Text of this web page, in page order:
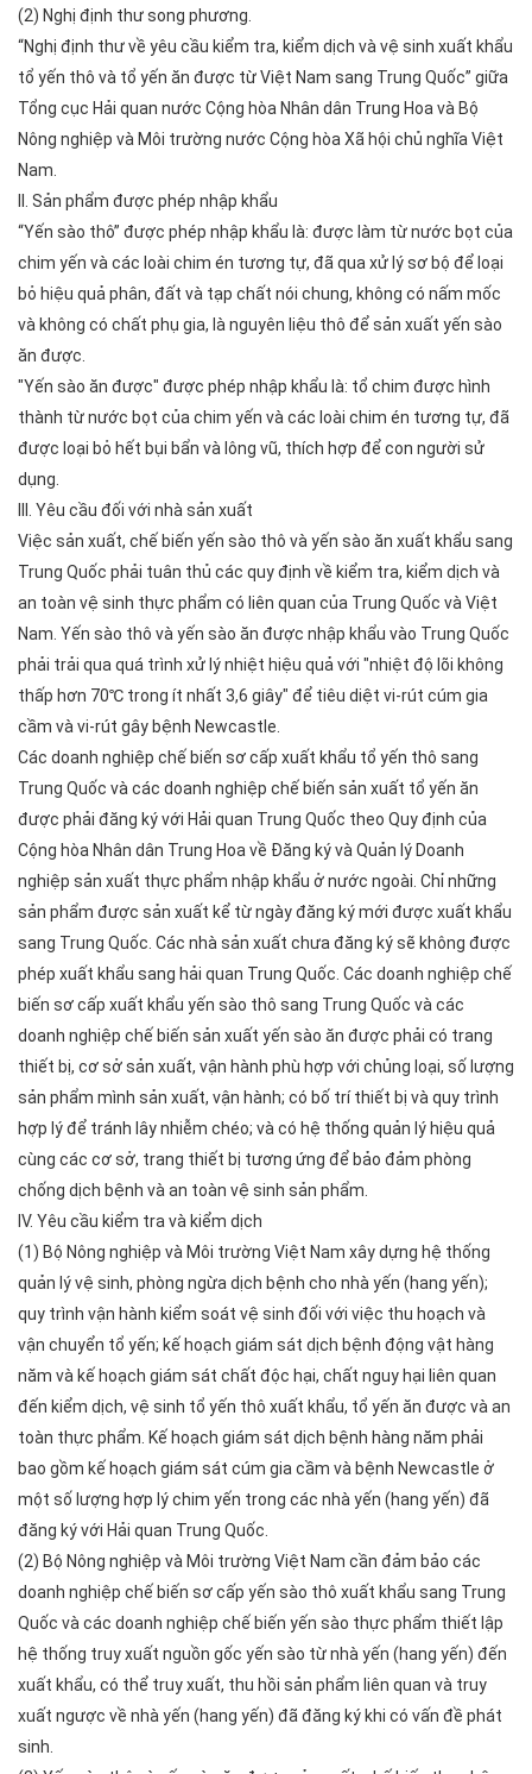
(2) Nghị định thư song phương.
“Nghị định thư về yêu cầu kiểm tra, kiểm dịch và vệ sinh xuất khẩu
tổ yến thô và tổ yến ăn được từ Việt Nam sang Trung Quốc” giữa
Tổng cục Hải quan nước Cộng hòa Nhân dân Trung Hoa và Bộ
Nông nghiệp và Môi trường nước Cộng hòa Xã hội chủ nghĩa Việt
Nam.
II. Sản phẩm được phép nhập khẩu
“Yến sào thô” được phép nhập khẩu là: được làm từ nước bọt của
chim yến và các loài chim én tương tự, đã qua xử lý sơ bộ để loại
bỏ hiệu quả phân, đất và tạp chất nói chung, không có nấm mốc
và không có chất phụ gia, là nguyên liệu thô để sản xuất yến sào
ăn được.
"Yến sào ăn được" được phép nhập khẩu là: tổ chim được hình
thành từ nước bọt của chim yến và các loài chim én tương tự, đã
được loại bỏ hết bụi bẩn và lông vũ, thích hợp để con người sử
dụng.
III. Yêu cầu đối với nhà sản xuất
Việc sản xuất, chế biến yến sào thô và yến sào ăn xuất khẩu sang
Trung Quốc phải tuân thủ các quy định về kiểm tra, kiểm dịch và
an toàn vệ sinh thực phẩm có liên quan của Trung Quốc và Việt
Nam. Yến sào thô và yến sào ăn được nhập khẩu vào Trung Quốc
phải trải qua quá trình xử lý nhiệt hiệu quả với "nhiệt độ lõi không
thấp hơn 70℃ trong ít nhất 3,6 giây" để tiêu diệt vi-rút cúm gia
cầm và vi-rút gây bệnh Newcastle.
Các doanh nghiệp chế biến sơ cấp xuất khẩu tổ yến thô sang
Trung Quốc và các doanh nghiệp chế biến sản xuất tổ yến ăn
được phải đăng ký với Hải quan Trung Quốc theo Quy định của
Cộng hòa Nhân dân Trung Hoa về Đăng ký và Quản lý Doanh
nghiệp sản xuất thực phẩm nhập khẩu ở nước ngoài. Chỉ những
sản phẩm được sản xuất kể từ ngày đăng ký mới được xuất khẩu
sang Trung Quốc. Các nhà sản xuất chưa đăng ký sẽ không được
phép xuất khẩu sang hải quan Trung Quốc. Các doanh nghiệp chế
biến sơ cấp xuất khẩu yến sào thô sang Trung Quốc và các
doanh nghiệp chế biến sản xuất yến sào ăn được phải có trang
thiết bị, cơ sở sản xuất, vận hành phù hợp với chủng loại, số lượng
sản phẩm mình sản xuất, vận hành; có bố trí thiết bị và quy trình
hợp lý để tránh lây nhiễm chéo; và có hệ thống quản lý hiệu quả
cùng các cơ sở, trang thiết bị tương ứng để bảo đảm phòng
chống dịch bệnh và an toàn vệ sinh sản phẩm.
IV. Yêu cầu kiểm tra và kiểm dịch
(1) Bộ Nông nghiệp và Môi trường Việt Nam xây dựng hệ thống
quản lý vệ sinh, phòng ngừa dịch bệnh cho nhà yến (hang yến);
quy trình vận hành kiểm soát vệ sinh đối với việc thu hoạch và
vận chuyển tổ yến; kế hoạch giám sát dịch bệnh động vật hàng
năm và kế hoạch giám sát chất độc hại, chất nguy hại liên quan
đến kiểm dịch, vệ sinh tổ yến thô xuất khẩu, tổ yến ăn được và an
toàn thực phẩm. Kế hoạch giám sát dịch bệnh hàng năm phải
bao gồm kế hoạch giám sát cúm gia cầm và bệnh Newcastle ở
một số lượng hợp lý chim yến trong các nhà yến (hang yến) đã
đăng ký với Hải quan Trung Quốc.
(2) Bộ Nông nghiệp và Môi trường Việt Nam cần đảm bảo các
doanh nghiệp chế biến sơ cấp yến sào thô xuất khẩu sang Trung
Quốc và các doanh nghiệp chế biến yến sào thực phẩm thiết lập
hệ thống truy xuất nguồn gốc yến sào từ nhà yến (hang yến) đến
xuất khẩu, có thể truy xuất, thu hồi sản phẩm liên quan và truy
xuất ngược về nhà yến (hang yến) đã đăng ký khi có vấn đề phát
sinh.